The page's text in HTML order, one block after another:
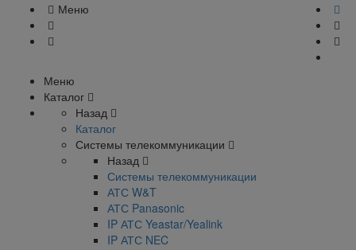
Меню
Меню
Каталог
Назад
Каталог
Системы телекоммуникации
Назад
Системы телекоммуникации
АТС W&T
АТС Panasonic
IP АТС Yeastar/Yealink
IP АТС NEC